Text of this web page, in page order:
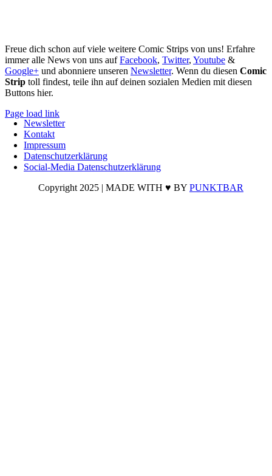
Freue dich schon auf viele weitere Comic Strips von uns! Erfahre
immer alle News von uns aufFacebook, Twitter, Youtube &
Google+ und abonniere unseren Newsletter. Wenn du diesen Comic
Strip toll findest, teile ihn auf deinen sozialen Medien mit diesen
Buttons hier.
Newsletter
Kontakt
Impressum
Datenschutzerklärung
Social-Media Datenschutzerklärung
Copyright 2025 | MADE WITH ♥ BY PUNKTBAR
Page load link
Nach
oben